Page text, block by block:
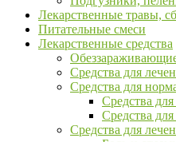
Лекарственные травы,
Питательные смеси
Лекарственные средства
Средства для
Средства для
Средства
Средства
Средства для